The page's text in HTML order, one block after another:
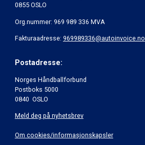
0855 OSLO
Org.nummer: 969 989 336 MVA
Fakturaadresse: 969989336@autoinvoice.no
Postadresse:
Norges Håndballforbund
Postboks 5000
0840 OSLO
Meld deg på nyhetsbrev
Om cookies/informasjonskapsler